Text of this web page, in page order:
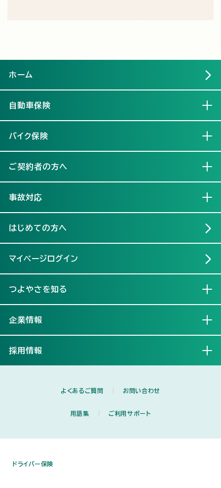
ホーム
自動車保険
バイク保険
ご契約者の方へ
事故対応
はじめての方へ
マイページログイン
つよやさを知る
企業情報
採用情報
よくあるご質問 お問い合わせ
用語集 ご利用サポート
ドライバー保険